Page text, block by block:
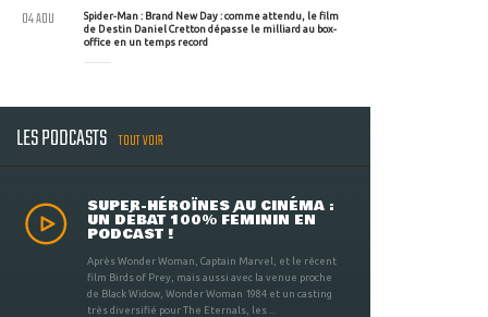
Spider-Man : Brand New Day : comme attendu, le film
de Destin Daniel Cretton dépasse le milliard au box-
office en un temps record
04 AOU
LES PODCASTS TOUT VOIR
SUPER-HÉROÏNES AU CINÉMA :
UN DÉBAT 100% FÉMININ EN
PODCAST !
Après Wonder Woman, Captain Marvel, et le récent
film Birds of Prey, mais aussi avec la venue proche
de Black Widow, Wonder Woman 1984 et un casting
très diversifié pour The Eternals, les ...